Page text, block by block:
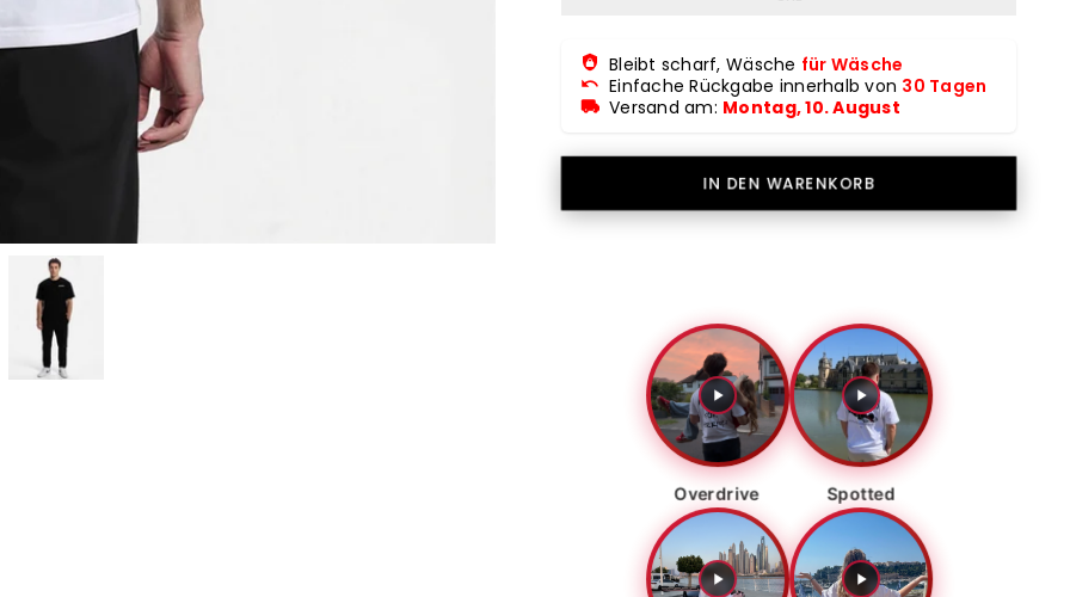
Bleibt scharf, Wäsche für Wäsche
Einfache Rückgabe innerhalb von 30 Tagen
Versand am: Montag, 10. August
IN DEN WARENKORB
Overdrive Spotted